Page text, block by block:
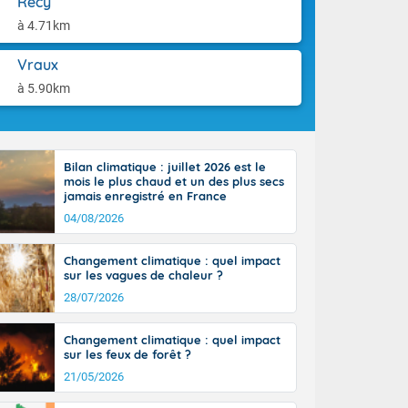
à 4.71km
Vraux
à 5.90km
ensoleillée,
une
tramontane
midi,
avec
Du nord de
dans
Bilan climatique : juillet 2026 est le
mois le plus chaud et un des plus secs
jamais enregistré en France
04/08/2026
Changement climatique : quel impact
sur les vagues de chaleur ?
28/07/2026
Changement climatique : quel impact
sur les feux de forêt ?
21/05/2026